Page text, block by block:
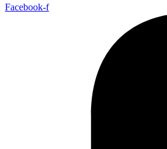
Facebook-f